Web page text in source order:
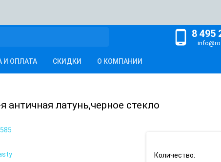
phone_android 8 495
И ОПЛАТА СКИДКИ О КОМПАНИИ
античная латунь,черное стекло
Количество: